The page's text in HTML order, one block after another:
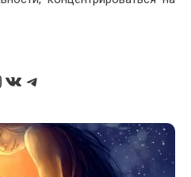
ВКонтакте
Telegram